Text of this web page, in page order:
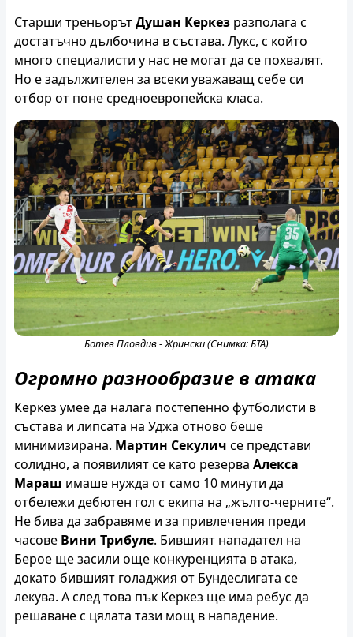
Старши треньорътДушан Керкез разполага с
достатъчно дълбочина в състава. Лукс, с който
много специалисти у нас не могат да се похвалят.
Но е задължителен за всеки уважаващ себе си
отбор от поне средноевропейска класа.
Ботев Пловдив - Жрински (Снимка: БТА)
Огромно разнообразие в атака
Керкез умее да налага постепенно футболисти в
състава и липсата на Уджа отново беше
минимизирана. Мартин Секулич се представи
солидно, а появилият се като резерва Алекса
Мараш имаше нужда от само 10 минути да
отбележи дебютен гол с екипа на „жълто-черните“.
Не бива да забравяме и за привлечения преди
часове Вини Трибуле. Бившият нападател на
Берое ще засили още конкуренцията в атака,
докато бившият голаджия от Бундеслигата се
лекува. А след това пък Керкез ще има ребус да
решаване с цялата тази мощ в нападение.